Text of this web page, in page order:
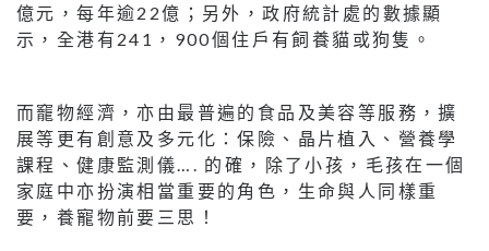
億元，每年逾22億；另外，政府統計處的數據顯
示，全港有241，900個住戶有飼養貓或狗隻。
而竉物經濟，亦由最普遍的食品及美容等服務，擴
展等更有創意及多元化：保險、晶片植入、營養學
課程、健康監測儀…. 的確，除了小孩，毛孩在一個
家庭中亦扮演相當重要的角色，生命與人同樣重
要，養寵物前要三思！